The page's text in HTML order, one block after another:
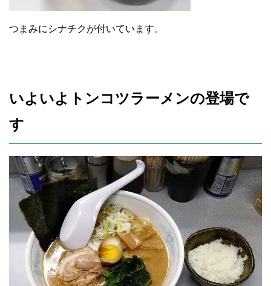
つまみにシナチクが付いています。
いよいよトンコツラーメンの登場で
す